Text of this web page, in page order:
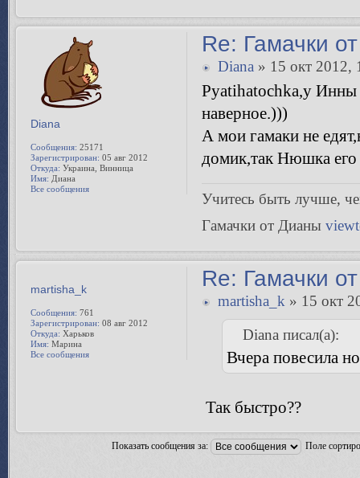
Re: Гамачки
Diana» 15 окт 2012,
Pyatihatochka,у Инны
наверное.)))
А мои гамаки не
домик,так Нюшка его
Учитесь быть лучше,
Гамачки от Дианы
Diana
Сообщения: 25171
Зарегистрирован: 05 авг 2012
Откуда: Украина, Винница
Имя: Диана
Все сообщения
Re: Гамачки
martisha_k» 15 окт
Diana писал(а):
Вчера повесила
Так быстро??
martisha_k
Сообщения: 761
Зарегистрирован: 08 авг 2012
Откуда: Харьков
Имя: Марина
Все сообщения
Показать сообщения за: Поле